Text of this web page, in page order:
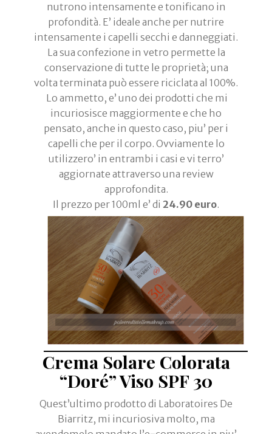
nutrono intensamente e tonificano in
profondità. E’ ideale anche per nutrire
intensamente i capelli secchi e danneggiati.
La sua confezione in vetro permette la
conservazione di tutte le proprietà; una
volta terminata può essere riciclata al 100%.
Lo ammetto, e’ uno dei prodotti che mi
incuriosisce maggiormente e che ho
pensato, anche in questo caso, piu’ per i
capelli che per il corpo. Ovviamente lo
utilizzero’ in entrambi i casi e vi terro’
aggiornate attraverso una review
approfondita.
Il prezzo per 100ml e’ di 24.90 euro.
Crema Solare Colorata
“Doré” Viso SPF 30
Quest’ultimo prodotto di Laboratoires De
Biarritz, mi incuriosiva molto, ma